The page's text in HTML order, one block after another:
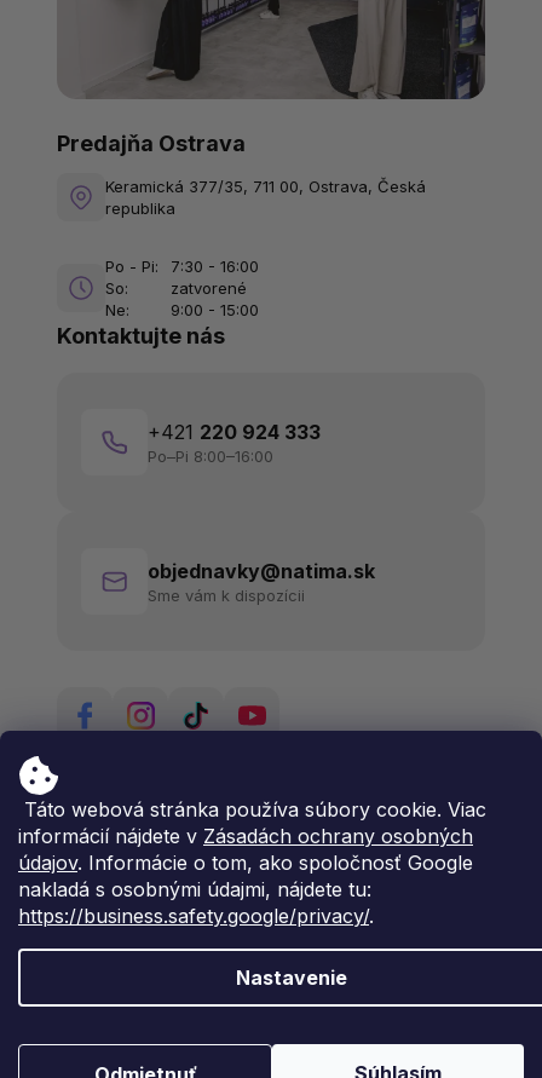
Táto webová stránka používa súbory cookie. Viac
informácií nájdete v Zásadách ochrany osobných
údajov. Informácie o tom, ako spoločnosť Google
nakladá s osobnými údajmi, nájdete tu:
https://business.safety.google/privacy/.
Nastavenie
Súhlasím
Kontaktujte nás
+421 220 924 333
Po–Pi 8:00–16:00
objednavky@natima.sk
Sme vám k dispozícii
Predajňa Ostrava
Keramická 377/35, 711 00, Ostrava, Česká
republika
Po - Pi:
7:30 - 16:00
So:
zatvorené
Ne:
9:00 - 15:00
Vytvoril Shoptet Premium
. Všetky práva vyhradené.